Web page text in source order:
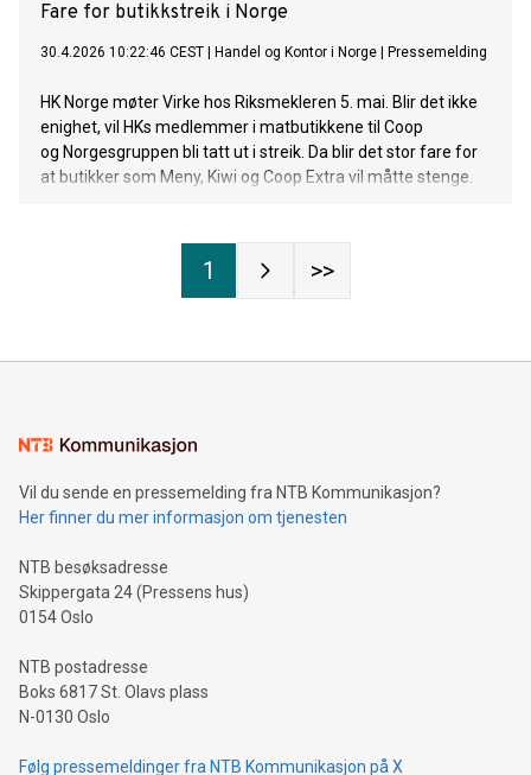
Fare for butikkstreik i Norge
30.4.2026 10:22:46 CEST Handel og Kontor i Norge Pressemelding
HK Norge møter Virke hos Riksmekleren 5. mai. Blir det ikke
enighet, vil HKs medlemmer i matbutikkene til Coop
og Norgesgruppen bli tatt ut i streik. Da blir det stor fare for
at butikker som Meny, Kiwi og Coop Extra vil måtte stenge.
1 >>
Vil du sende en pressemelding fra NTB Kommunikasjon?
Her finner du mer informasjon om tjenesten
NTB besøksadresse
Skippergata 24 (Pressens hus)
0154 Oslo
NTB postadresse
Boks 6817 St. Olavs plass
N-0130 Oslo
Følg pressemeldinger fra NTB Kommunikasjon på X